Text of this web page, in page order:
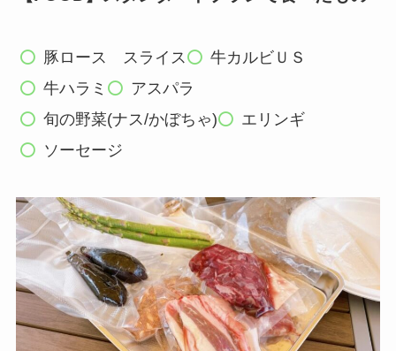
豚ロース スライス
牛カルビＵＳ
牛ハラミ
アスパラ
旬の野菜(ナス/かぼちゃ)
エリンギ
ソーセージ